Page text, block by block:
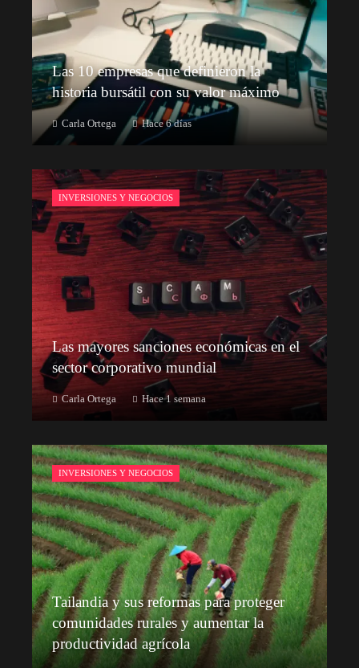
Las 10 empresas que definieron la
historia bursátil con su valor máximo
Carla Ortega Hace 6 días
INVERSIONES Y NEGOCIOS
Las mayores sanciones económicas en el
sector corporativo mundial
Carla Ortega Hace 1 semana
INVERSIONES Y NEGOCIOS
Tailandia y sus reformas para proteger
comunidades rurales y aumentar la
productividad agrícola